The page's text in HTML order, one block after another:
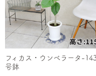
フィカス・ウンベラータ-
号鉢